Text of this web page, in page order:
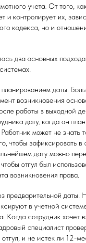
учета. От того,
и контролирует их,
кодекса, но и
два основных подхода
даты.
возникновения
работы в выходной
дату, когда он
Работник может не знать
чтобы зафиксировать
дату можно
отгул был
возникновения права.
предварительной даты.
в учетной
Когда сотрудник хочет
специалист
и не истек ли 12-